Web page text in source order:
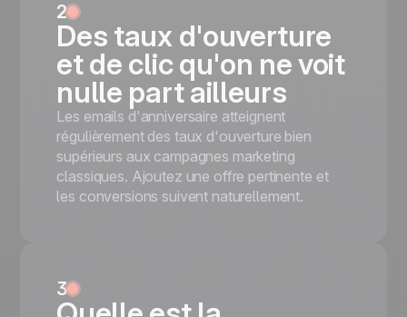
Démarrer gratuitement
'Holiday offer' + reverse purple 'Holiday
offer 2' + 3-icon social footer
Mobile responsive
Tested on the most popular messaging
platforms
This is some text inside of a div block.
Démarrer gratuitement
2
Des taux d'ouverture
et de clic qu'on ne voit
nulle part ailleurs
Les emails d'anniversaire atteignent
régulièrement des taux d'ouverture bien
supérieurs aux campagnes marketing
classiques. Ajoutez une offre pertinente et
les conversions suivent naturellement.
3